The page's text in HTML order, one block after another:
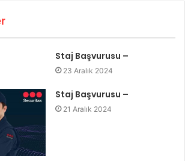
Staj Başvurusu –
23 Aralık 2024
Staj Başvurusu –
21 Aralık 2024